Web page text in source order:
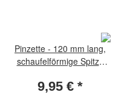
Pinzette - 120 mm lang,
schaufelförmige Spitze
9,95 € *